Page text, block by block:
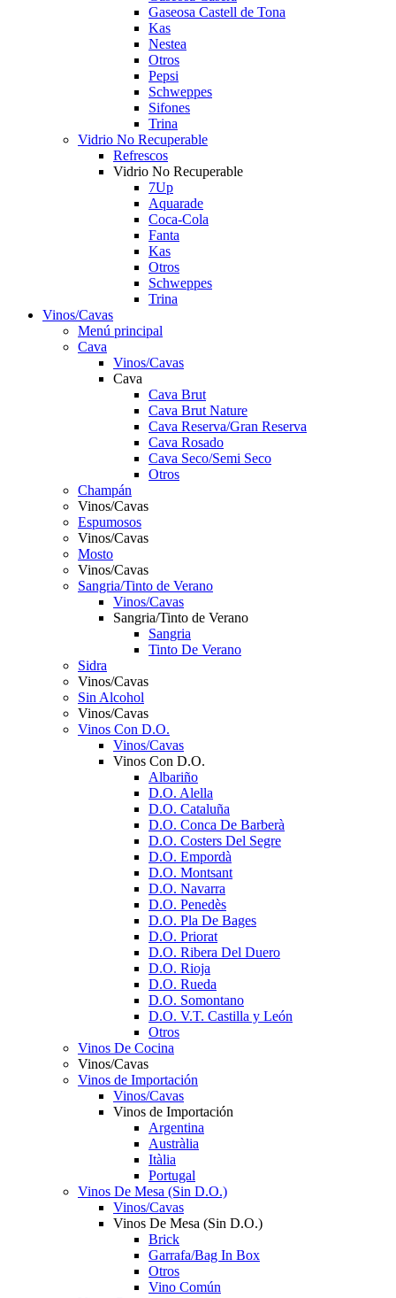
Gaseosa Castell de Tona
Kas
Nestea
Otros
Pepsi
Schweppes
Sifones
Trina
Vidrio No Recuperable
Refrescos
Vidrio No Recuperable
7Up
Aquarade
Coca-Cola
Fanta
Kas
Otros
Schweppes
Trina
Vinos/Cavas
Menú principal
Cava
Vinos/Cavas
Cava
Cava Brut
Cava Brut Nature
Cava Reserva/Gran Reserva
Cava Rosado
Cava Seco/Semi Seco
Otros
Champán
Vinos/Cavas
Espumosos
Vinos/Cavas
Mosto
Vinos/Cavas
Sangria/Tinto de Verano
Vinos/Cavas
Sangria/Tinto de Verano
Sangria
Tinto De Verano
Sidra
Vinos/Cavas
Sin Alcohol
Vinos/Cavas
Vinos Con D.O.
Vinos/Cavas
Vinos Con D.O.
Albariño
D.O. Alella
D.O. Cataluña
D.O. Conca De Barberà
D.O. Costers Del Segre
D.O. Empordà
D.O. Montsant
D.O. Navarra
D.O. Penedès
D.O. Pla De Bages
D.O. Priorat
D.O. Ribera Del Duero
D.O. Rioja
D.O. Rueda
D.O. Somontano
D.O. V.T. Castilla y León
Otros
Vinos De Cocina
Vinos/Cavas
Vinos de Importación
Vinos/Cavas
Vinos de Importación
Argentina
Austràlia
Itàlia
Portugal
Vinos De Mesa (Sin D.O.)
Vinos/Cavas
Vinos De Mesa (Sin D.O.)
Brick
Garrafa/Bag In Box
Otros
Vino Común